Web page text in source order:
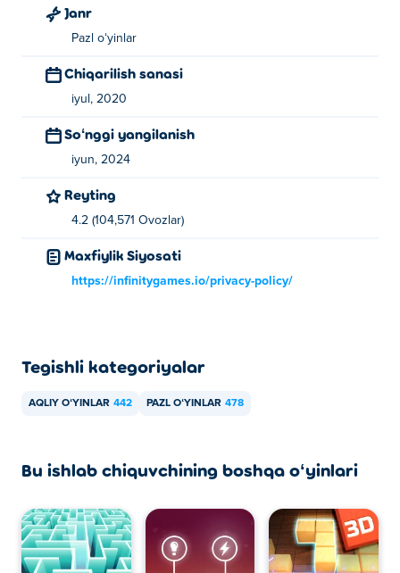
Janr
Pazl oʻyinlar
Chiqarilish sanasi
iyul, 2020
Soʻnggi yangilanish
iyun, 2024
Reyting
4.2 (104,571 Ovozlar)
Maxfiylik Siyosati
https://infinitygames.io/privacy-policy/
Tegishli kategoriyalar
AQLIY OʻYINLAR 442 PAZL OʻYINLAR 478
Bu ishlab chiquvchining boshqa oʻyinlari